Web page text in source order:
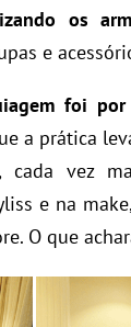
os
e
foi
a prática
cada vez
e na
O que